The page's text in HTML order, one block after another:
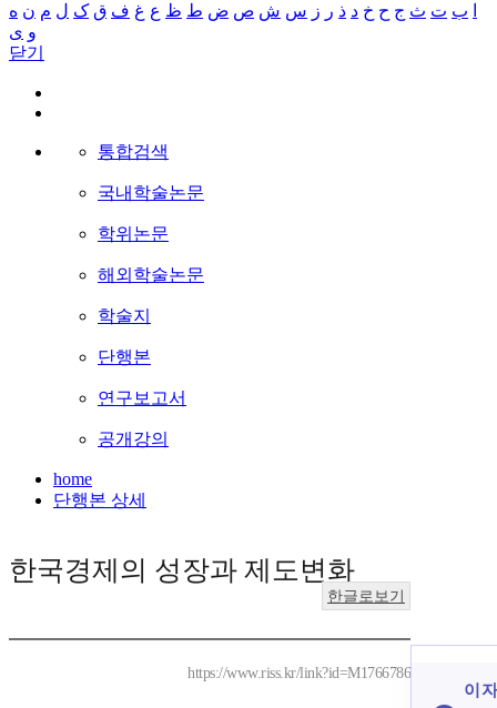
ب ت ث ج ح خ د ذ ر ز س ش ص ض ط ظ ع غ ف ق ک ل م ن ه
و ی
닫기
통합검색
국내학술논문
학위논문
해외학술논문
학술지
단행본
연구보고서
공개강의
home
단행본 상세
한국경제의 성장과 제도변화
한글로보기
https://www.riss.kr/link?id=M1766786
이